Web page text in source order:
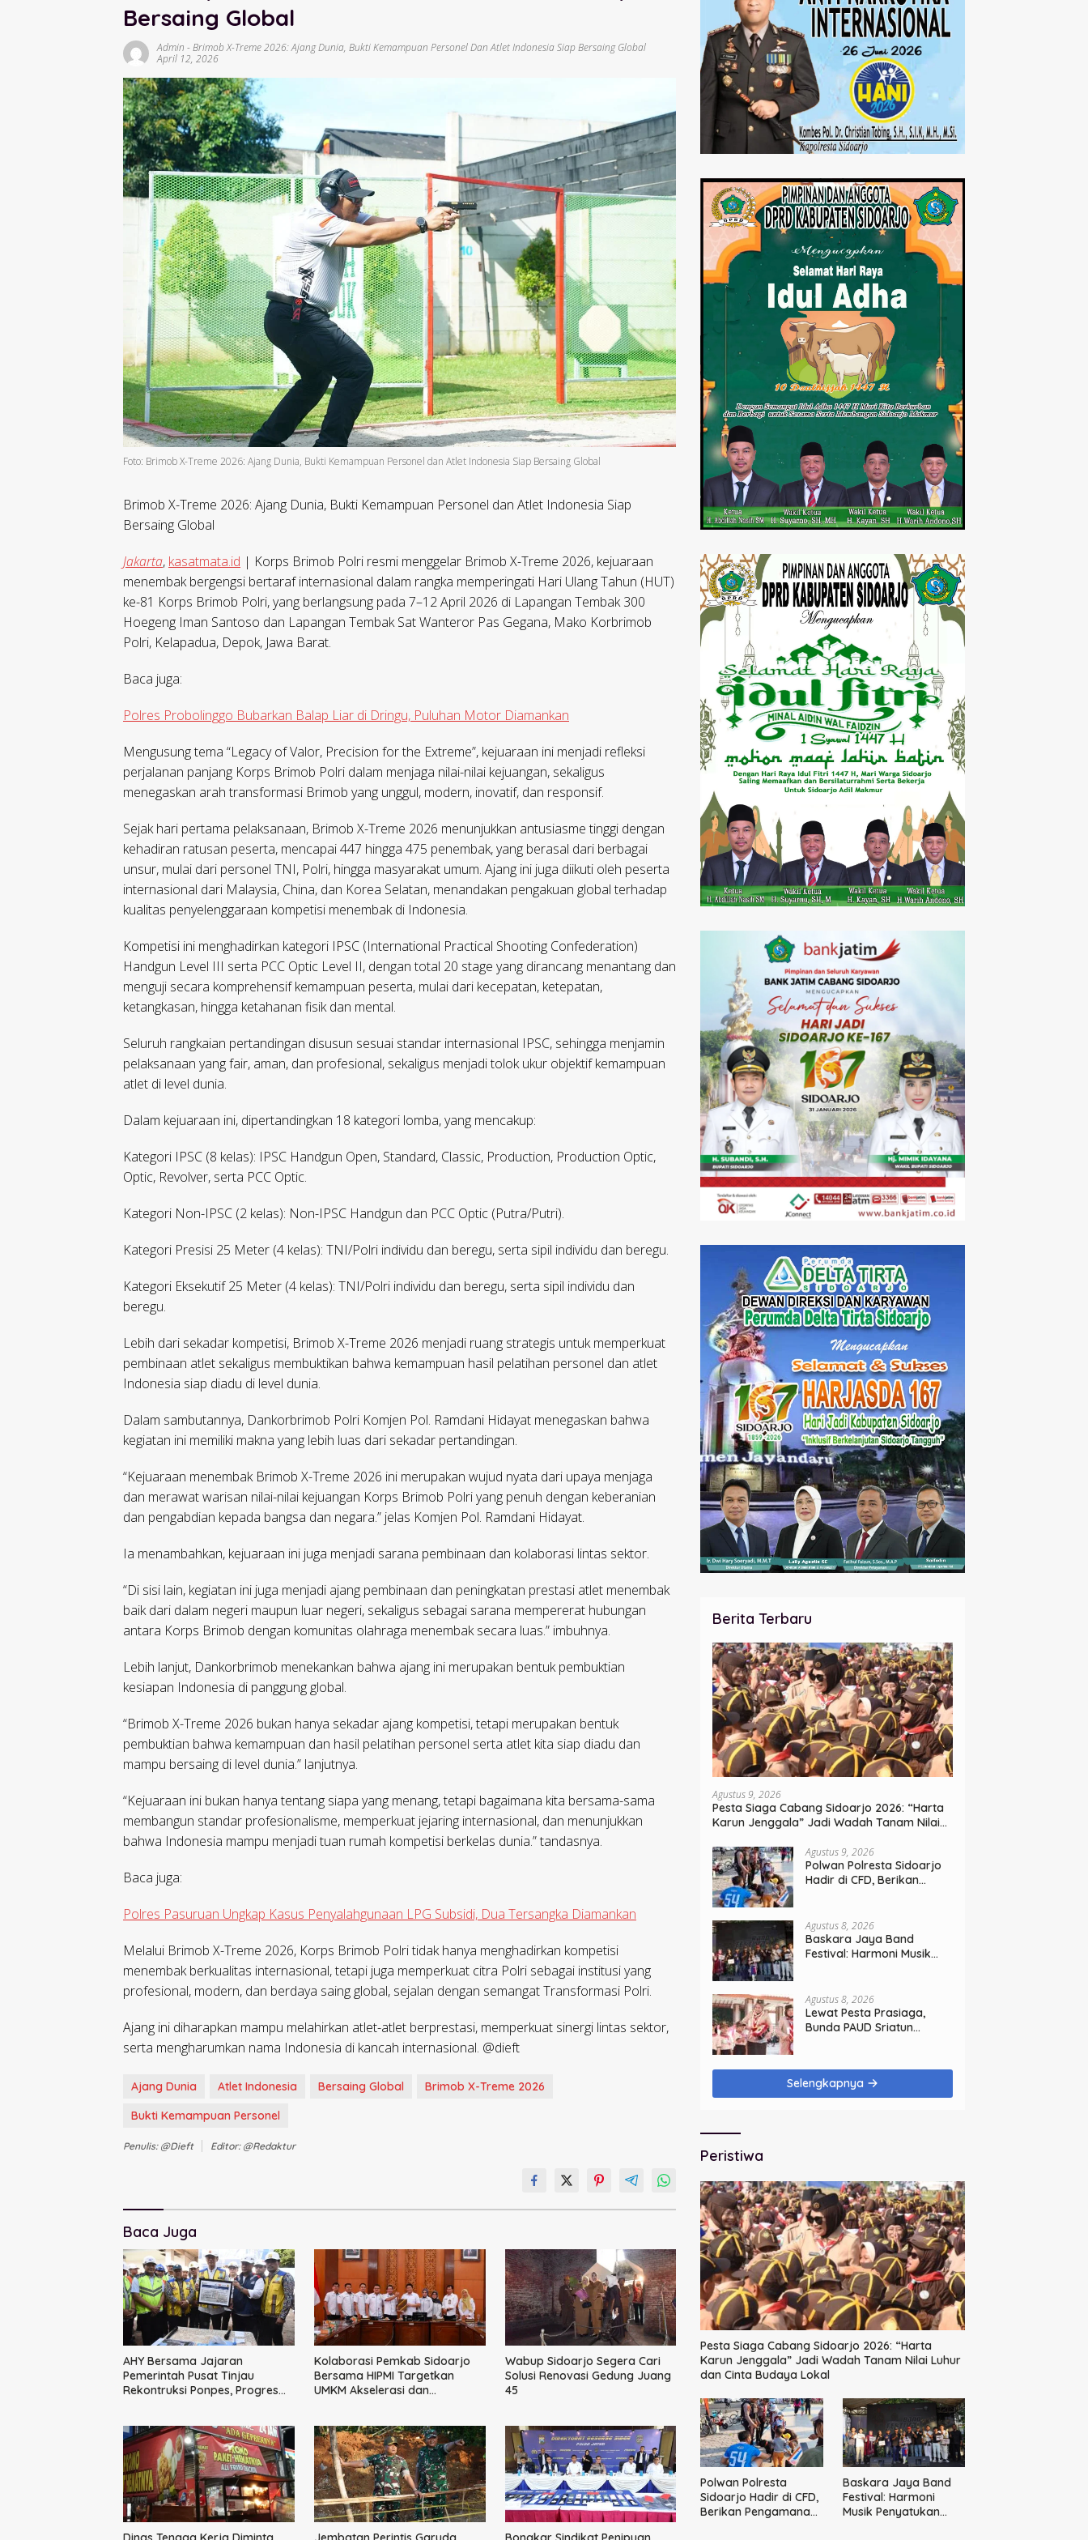
Bersaing Global
Admin -Brimob X-Treme 2026: Ajang Dunia, Bukti Kemampuan Personel Dan Atlet Indonesia Siap Bersaing Global
April 12, 2026
Foto: Brimob X-Treme 2026: Ajang Dunia, Bukti Kemampuan Personel dan Atlet Indonesia Siap Bersaing Global
Brimob X-Treme 2026: Ajang Dunia, Bukti Kemampuan Personel dan Atlet Indonesia Siap
Bersaing Global
Jakarta, kasatmata.id | Korps Brimob Polri resmi menggelar Brimob X-Treme 2026, kejuaraan
menembak bergengsi bertaraf internasional dalam rangka memperingati Hari Ulang Tahun (HUT)
ke-81 Korps Brimob Polri, yang berlangsung pada 7–12 April 2026 di Lapangan Tembak 300
Hoegeng Iman Santoso dan Lapangan Tembak Sat Wanteror Pas Gegana, Mako Korbrimob
Polri, Kelapadua, Depok, Jawa Barat.
Baca juga:
Polres Probolinggo Bubarkan Balap Liar di Dringu, Puluhan Motor Diamankan
Mengusung tema “Legacy of Valor, Precision for the Extreme”, kejuaraan ini menjadi refleksi
perjalanan panjang Korps Brimob Polri dalam menjaga nilai-nilai kejuangan, sekaligus
menegaskan arah transformasi Brimob yang unggul, modern, inovatif, dan responsif.
Sejak hari pertama pelaksanaan, Brimob X-Treme 2026 menunjukkan antusiasme tinggi dengan
kehadiran ratusan peserta, mencapai 447 hingga 475 penembak, yang berasal dari berbagai
unsur, mulai dari personel TNI, Polri, hingga masyarakat umum. Ajang ini juga diikuti oleh peserta
internasional dari Malaysia, China, dan Korea Selatan, menandakan pengakuan global terhadap
kualitas penyelenggaraan kompetisi menembak di Indonesia.
Kompetisi ini menghadirkan kategori IPSC (International Practical Shooting Confederation)
Handgun Level III serta PCC Optic Level II, dengan total 20 stage yang dirancang menantang dan
menguji secara komprehensif kemampuan peserta, mulai dari kecepatan, ketepatan,
ketangkasan, hingga ketahanan fisik dan mental.
Seluruh rangkaian pertandingan disusun sesuai standar internasional IPSC, sehingga menjamin
pelaksanaan yang fair, aman, dan profesional, sekaligus menjadi tolok ukur objektif kemampuan
atlet di level dunia.
Dalam kejuaraan ini, dipertandingkan 18 kategori lomba, yang mencakup:
Kategori IPSC (8 kelas): IPSC Handgun Open, Standard, Classic, Production, Production Optic,
Optic, Revolver, serta PCC Optic.
Kategori Non-IPSC (2 kelas): Non-IPSC Handgun dan PCC Optic (Putra/Putri).
Kategori Presisi 25 Meter (4 kelas): TNI/Polri individu dan beregu, serta sipil individu dan beregu.
Kategori Eksekutif 25 Meter (4 kelas): TNI/Polri individu dan beregu, serta sipil individu dan
beregu.
Lebih dari sekadar kompetisi, Brimob X-Treme 2026 menjadi ruang strategis untuk memperkuat
pembinaan atlet sekaligus membuktikan bahwa kemampuan hasil pelatihan personel dan atlet
Indonesia siap diadu di level dunia.
Dalam sambutannya, Dankorbrimob Polri Komjen Pol. Ramdani Hidayat menegaskan bahwa
kegiatan ini memiliki makna yang lebih luas dari sekadar pertandingan.
“Kejuaraan menembak Brimob X-Treme 2026 ini merupakan wujud nyata dari upaya menjaga
dan merawat warisan nilai-nilai kejuangan Korps Brimob Polri yang penuh dengan keberanian
dan pengabdian kepada bangsa dan negara.” jelas Komjen Pol. Ramdani Hidayat.
Ia menambahkan, kejuaraan ini juga menjadi sarana pembinaan dan kolaborasi lintas sektor.
“Di sisi lain, kegiatan ini juga menjadi ajang pembinaan dan peningkatan prestasi atlet menembak
baik dari dalam negeri maupun luar negeri, sekaligus sebagai sarana mempererat hubungan
antara Korps Brimob dengan komunitas olahraga menembak secara luas.” imbuhnya.
Lebih lanjut, Dankorbrimob menekankan bahwa ajang ini merupakan bentuk pembuktian
kesiapan Indonesia di panggung global.
“Brimob X-Treme 2026 bukan hanya sekadar ajang kompetisi, tetapi merupakan bentuk
pembuktian bahwa kemampuan dan hasil pelatihan personel serta atlet kita siap diadu dan
mampu bersaing di level dunia.” lanjutnya.
“Kejuaraan ini bukan hanya tentang siapa yang menang, tetapi bagaimana kita bersama-sama
membangun standar profesionalisme, memperkuat jejaring internasional, dan menunjukkan
bahwa Indonesia mampu menjadi tuan rumah kompetisi berkelas dunia.” tandasnya.
Baca juga:
Polres Pasuruan Ungkap Kasus Penyalahgunaan LPG Subsidi, Dua Tersangka Diamankan
Melalui Brimob X-Treme 2026, Korps Brimob Polri tidak hanya menghadirkan kompetisi
menembak berkualitas internasional, tetapi juga memperkuat citra Polri sebagai institusi yang
profesional, modern, dan berdaya saing global, sejalan dengan semangat Transformasi Polri.
Ajang ini diharapkan mampu melahirkan atlet-atlet berprestasi, memperkuat sinergi lintas sektor,
serta mengharumkan nama Indonesia di kancah internasional. @dieft
Ajang Dunia Atlet Indonesia Bersaing Global
Brimob X-Treme 2026
Bukti Kemampuan Personel
Penulis: @dieft Editor: @redaktur
Baca Juga
AHY Bersama Jajaran
Pemerintah Pusat Tinjau
Rekontruksi Ponpes, Progres
Kolaborasi Pemkab Sidoarjo
Bersama HIPMI Targetkan
UMKM Akselerasi dan
Wabup Sidoarjo Segera Cari
Solusi Renovasi Gedung Juang
45
Berita Terbaru
Agustus 9, 2026
Pesta Siaga Cabang Sidoarjo 2026: “Harta
Karun Jenggala” Jadi Wadah Tanam Nilai
Agustus 9, 2026
Polwan Polresta Sidoarjo
Hadir di CFD, Berikan
Agustus 8, 2026
Baskara Jaya Band
Festival: Harmoni Musik
ke-60 Korem Bhaskara
Jaya
Agustus 8, 2026
Lewat Pesta Prasiaga,
Bunda PAUD Sriatun
Masa Depan Anak
Selengkapnya
Peristiwa
Pesta Siaga Cabang Sidoarjo 2026: “Harta
Karun Jenggala” Jadi Wadah Tanam Nilai Luhur
dan Cinta Budaya Lokal
Polwan Polresta
Sidoarjo Hadir di CFD,
Berikan Pengamanan
Baskara Jaya Band
Festival: Harmoni
Musik Penyatukan